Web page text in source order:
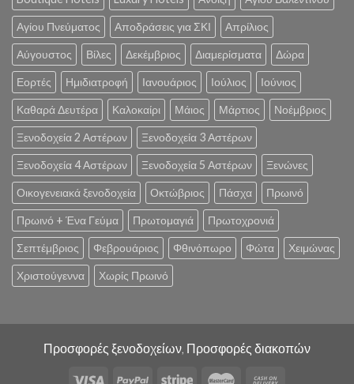
Αγίου Πνεύματος Αποδράσεις για ΣΚΙ Απρίλιος
Αύγουστος Βίλες Δεκέμβριος Διαμερίσματα Δώρα
Εορτές Ημιδιατροφή Ιανουάριος Ιούλιος Ιούνιος
Καθαρά Δευτέρα Καλοκαίρι Μάιος Μάρτιος Νοέμβριος
Ξενοδοχεία 2 Αστέρων Ξενοδοχεία 3 Αστέρων
Ξενοδοχεία 4 Αστέρων Ξενοδοχεία 5 Αστέρων Ξενώνες
Οικογενειακά ξενοδοχεία Οκτώβριος Πάσχα Πρωινό
Πρωινό + Ένα Γεύμα Πρωτομαγιά Πρωτοχρονιά
Σεπτέμβριος Φεβρουάριος Φθινόπωρο Φώτα Χειμώνας
Χριστούγεννα Χωρίς Πρωινό
Προσφορές ξενοδοχείων, Προσφορές διακοπών